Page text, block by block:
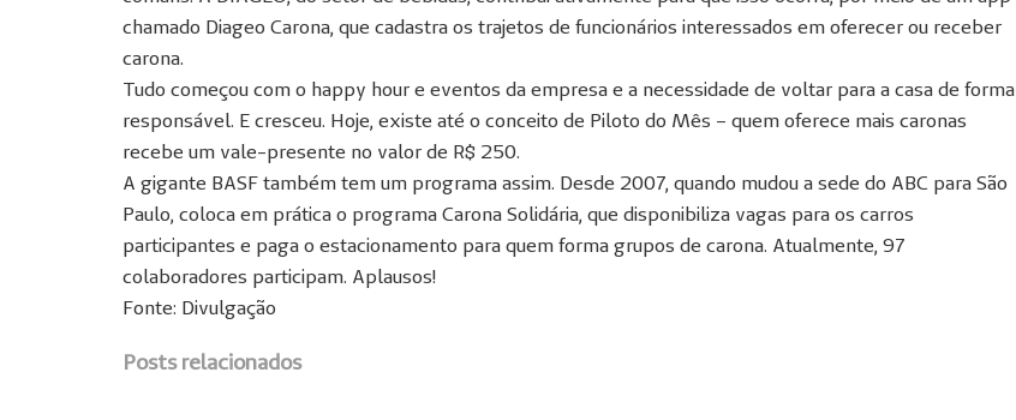
chamado Diageo Carona, que cadastra os trajetos de funcionários interessados em oferecer ou receber
carona.
Tudo começou com o happy hour e eventos da empresa e a necessidade de voltar para a casa de forma
responsável. E cresceu. Hoje, existe até o conceito de Piloto do Mês – quem oferece mais caronas
recebe um vale-presente no valor de R$ 250.
A gigante BASF também tem um programa assim. Desde 2007, quando mudou a sede do ABC para São
Paulo, coloca em prática o programa Carona Solidária, que disponibiliza vagas para os carros
participantes e paga o estacionamento para quem forma grupos de carona. Atualmente, 97
colaboradores participam. Aplausos!
Fonte: Divulgação
Posts relacionados